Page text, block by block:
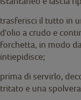
trasferisci il tutto in
d'olio a crudo e
forchetta, in modo
intiepidisce;
prima di servirlo,
tritato e una